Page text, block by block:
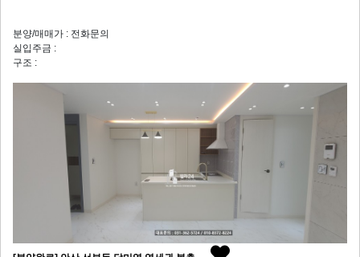
분양/매매가 : 전화문의
실입주금 :
구조 :